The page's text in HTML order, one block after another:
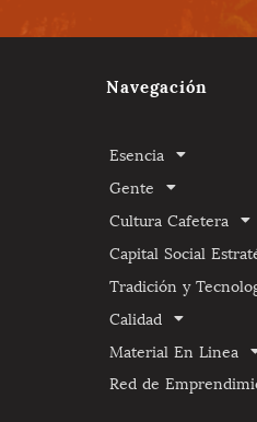
Navegación
Esencia
Gente
Cultura Cafetera
Capital Social
Tradición y
Calidad
Material En Linea
Red de